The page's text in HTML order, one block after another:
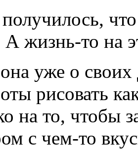
жизнь-то на
уже о
рисовать
на то, чтобы
с чем-то